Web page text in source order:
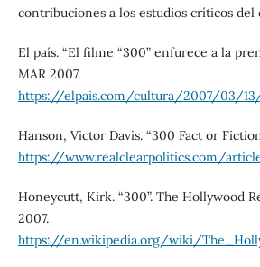
contribuciones a los estudios críticos del
El país. “El filme “300” enfurece a la
MAR 2007.
https://elpais.com/cultura/2007/03/13/
Hanson, Victor Davis. “300 Fact or
https://www.realclearpolitics.com/
Honeycutt, Kirk. “300”. The Hollywood
2007.
https://en.wikipedia.org/wiki/